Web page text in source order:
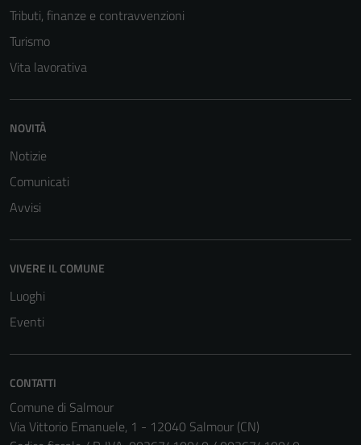
Tributi, finanze e contravvenzioni
Turismo
Vita lavorativa
NOVITÀ
Notizie
Comunicati
Avvisi
VIVERE IL COMUNE
Luoghi
Eventi
CONTATTI
Comune di Salmour
Via Vittorio Emanuele, 1 - 12040 Salmour (CN)
non raccolgono